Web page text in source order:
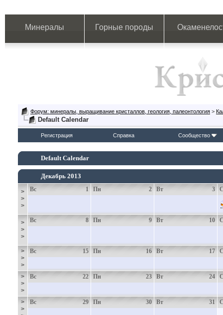
Минералы Горные породы
Форум: минералы, выращивание кристаллов, геология, палеонтология >
Default Calendar
Регистрация Справка Сообщество
Default Calendar
Декабрь 2013
>
>
>
1
Вс 2
Пн 3
Вт
>
>
>
8
Вс 9
Пн 10
Вт
>
>
>
15
Вс 16
Пн 17
Вт
>
>
>
22
Вс 23
Пн 24
Вт
>
>
29
Вс 30
Пн 31
Вт